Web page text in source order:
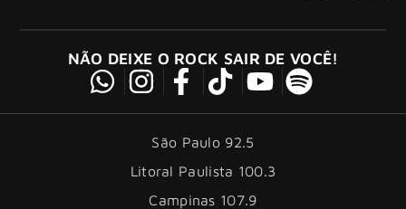
NÃO DEIXE O ROCK SAIR DE VOCÊ!
São Paulo 92.5
Litoral Paulista 100.3
Campinas 107.9